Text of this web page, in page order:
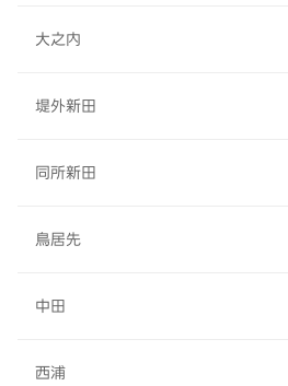
大之内
堤外新田
同所新田
鳥居先
中田
西浦